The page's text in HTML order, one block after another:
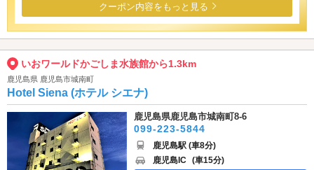
クーポン内容をもっと見る
いおワールドかごしま水族館から1.3km
鹿児島県 鹿児島市城南町
Hotel Siena (ホテル シエナ)
鹿児島県鹿児島市城南町8-6
099-223-5844
鹿児島駅 (車8分)
鹿児島IC (車15分)